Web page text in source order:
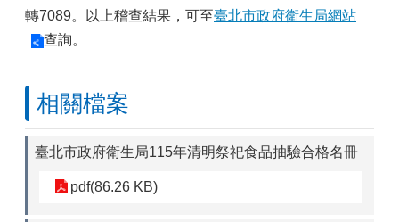
轉7089。以上稽查結果，可至臺北市政府衛生局網站
查詢。
相關檔案
臺北市政府衛生局115年清明祭祀食品抽驗合格名冊
pdf(86.26 KB)